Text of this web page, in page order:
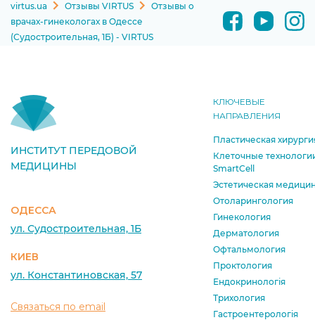
virtus.ua Отзывы VIRTUS
Отзывы о
врачах-гинекологах в Одессе
(Судостроительная, 1Б) - VIRTUS
ИНСТИТУТ ПЕРЕДОВОЙ
МЕДИЦИНЫ
ОДЕССА
ул. Судостроительная, 1Б
КИЕВ
ул. Константиновская, 57
Связаться по email
КЛЮЧЕВЫЕ
НАПРАВЛЕНИЯ
Пластическая
Клеточные
SmartCell
Эстетическая
Отоларингология
Гинекология
Дерматология
Офтальмология
Проктология
Ендокринологія
Трихология
Гастроентерологія